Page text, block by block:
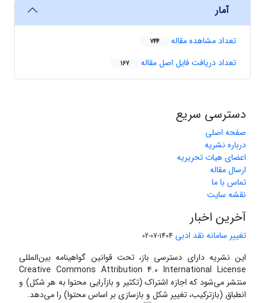
آمار
تعداد مشاهده مقاله 744
تعداد دریافت فایل اصل مقاله 167
دسترسی سریع
صفحه اصلی
درباره نشریه
اعضای هیات تحریریه
ارسال مقاله
تماس با ما
نقشه سایت
آخرین اخبار
تغییر سامانه نقد ادبی 1404-07-02
این نشریه دارای دسترسی باز، تحت قوانین گواهینامه بین‌المللی
Creative Commons Attribution 4.0 International License
منتشر می‌شود که اجازه اشتراک (تکثیر و بازآرایی محتوا به هر شکل) و
انطباق (بازترکیب، تغییر شکل و بازسازی بر اساس محتوا) را می‌دهد.